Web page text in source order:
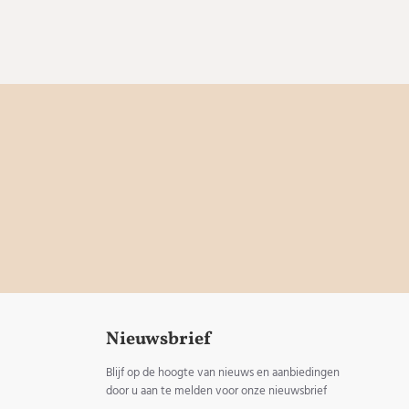
Nieuwsbrief
Blijf op de hoogte van nieuws en aanbiedingen
door u aan te melden voor onze nieuwsbrief